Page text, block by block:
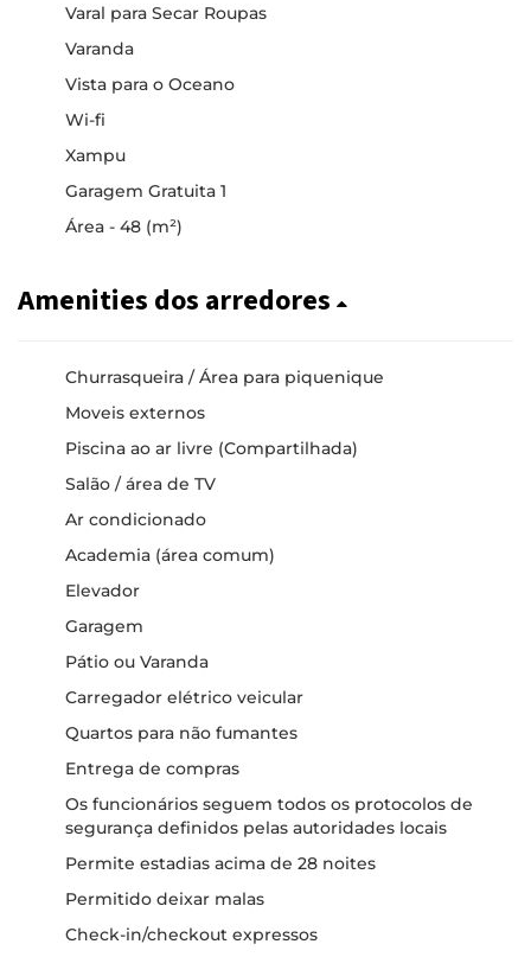
Varal para Secar Roupas
Varanda
Vista para o Oceano
Wi-fi
Xampu
Garagem Gratuita 1
Área - 48 (m²)
Amenities dos arredores
Churrasqueira / Área para piquenique
Moveis externos
Piscina ao ar livre (Compartilhada)
Salão / área de TV
Ar condicionado
Academia (área comum)
Elevador
Garagem
Pátio ou Varanda
Carregador elétrico veicular
Quartos para não fumantes
Entrega de compras
Os funcionários seguem todos os protocolos de
segurança definidos pelas autoridades locais
Permite estadias acima de 28 noites
Permitido deixar malas
Check-in/checkout expressos